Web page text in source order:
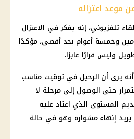
موعد اعتزاله
تلفزيوني، إنه يفكر في الاعتزال
وخمسة أعوام بحد أقصى، مؤكدًا
وليس قرارًا عابرًا.
يرى أن الرحيل في توقيت مناسب
حتى الوصول إلى مرحلة لا
المستوى الذي اعتاد عليه
إنهاء مشواره وهو في حالة